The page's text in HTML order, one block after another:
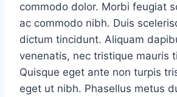
commodo dolor. Morbi feugiat
ac commodo nibh. Duis
dictum tincidunt. Aliquam
venenatis, nec tristique mauris
Quisque eget ante non turpis
eget ut nibh. Phasellus metus